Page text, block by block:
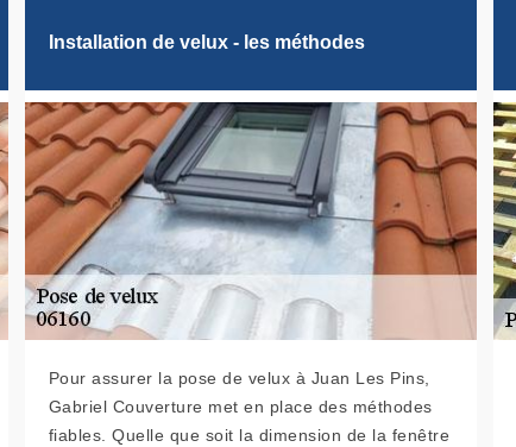
Installation de velux - les méthodes
Pour assurer la pose de velux à Juan Les Pins,
Gabriel Couverture met en place des méthodes
fiables. Quelle que soit la dimension de la fenêtre